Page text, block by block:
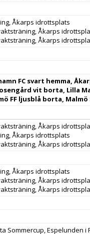
Åkarps idrottsplats
Åkarps
Åkarps
FC svart hemma,
vit borta, Lilla
FF ljusblå borta,
Åkarps
Åkarps idrottsplats
Åkarps
Åkarps idrottsplats
Åkarps
Åkarps
Sommercup, Espelunden i